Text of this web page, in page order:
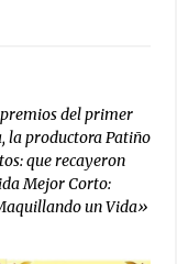
del primer
la productora Patiño
que recayeron
Mejor Corto:
un Vida»